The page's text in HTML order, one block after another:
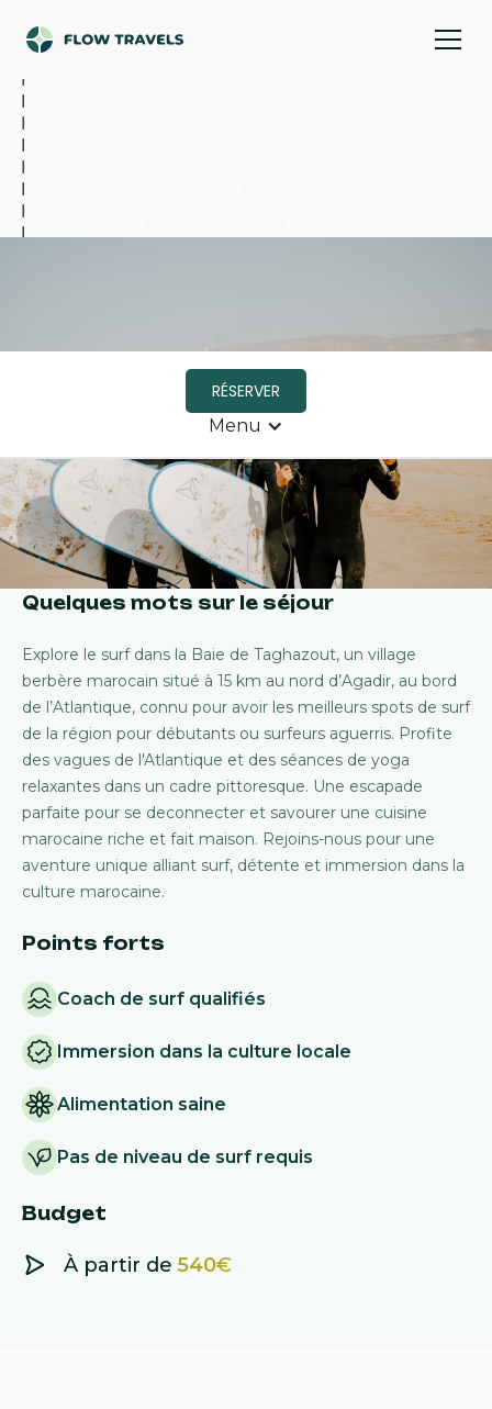
Menu
RÉSERVER
Flow Travel Séjours Surf sur les côtes marocaines
Offres Early Bird & Soldes
Quelques mots sur le séjour
Explore le surf dans la Baie de Taghazout, un village
berbère marocain situé à 15 km au nord d’Agadir, au bord
de l’Atlantique, connu pour avoir les meilleurs spots de surf
de la région pour débutants ou surfeurs aguerris. Profite
des vagues de l'Atlantique et des séances de yoga
relaxantes dans un cadre pittoresque. Une escapade
parfaite pour se deconnecter et savourer une cuisine
marocaine riche et fait maison. Rejoins-nous pour une
aventure unique alliant surf, détente et immersion dans la
culture marocaine.
Points forts
Coach de surf qualifiés
Immersion dans la culture locale
Alimentation saine
Pas de niveau de surf requis
Budget
À partir de 540€